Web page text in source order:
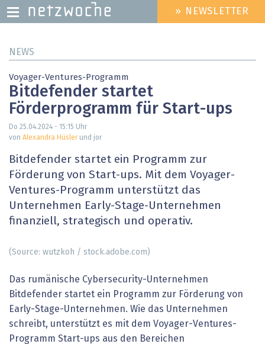
zum
HEADER
MENU
» NEWSLETTER
NEWS
Voyager-Ventures-Programm
Bitdefender startet
Förderprogramm für Start-ups
Do 25.04.2024 - 15:15 Uhr
von Alexandra Hüslerund jor
Bitdefender startet ein Programm zur
Förderung von Start-ups. Mit dem Voyager-
Ventures-Programm unterstützt das
Unternehmen Early-Stage-Unternehmen
finanziell, strategisch und operativ.
(Source: wutzkoh / stock.adobe.com)
Das rumänische Cybersecurity-Unternehmen
Bitdefender startet ein Programm zur Förderung von
Early-Stage-Unternehmen. Wie das Unternehmen
schreibt, unterstützt es mit dem Voyager-Ventures-
Programm Start-ups aus den Bereichen